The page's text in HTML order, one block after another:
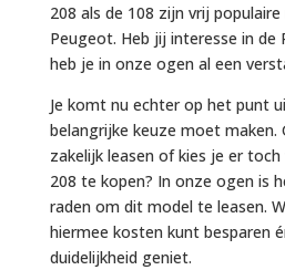
208 als de 108 zijn vrij
Peugeot. Heb jij interesse in de
heb je in onze ogen al een
Je komt nu echter op het punt
belangrijke keuze moet maken.
zakelijk leasen of kies je er
208 te kopen? In onze ogen is
raden om dit model te leasen.
hiermee kosten kunt besparen
duidelijkheid geniet.